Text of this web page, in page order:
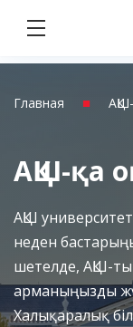
content
Главная ■
АҚШ-қа
АҚШ
неден
шетелде, АҚШ-
арманыңызды
Халықаралық